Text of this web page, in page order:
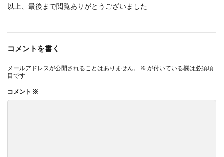
以上、最後まで閲覧ありがとうございました
コメントを書く
メールアドレスが公開されることはありません。 ※ が付いている欄は必須項
目です
コメント ※